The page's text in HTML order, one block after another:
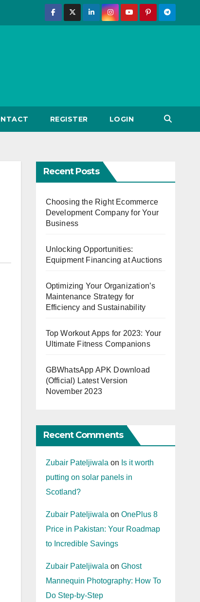
REGISTER LOGIN
Recent Posts
Choosing the Right Ecommerce
Development Company for Your
Business
Unlocking Opportunities:
Equipment Financing at Auctions
Optimizing Your Organization’s
Maintenance Strategy for
Efficiency and Sustainability
Top Workout Apps for 2023: Your
Ultimate Fitness Companions
GBWhatsApp APK Download
(Official) Latest Version
November 2023
Recent Comments
Zubair Pateljiwala on Is it worth
putting on solar panels in
Scotland?
Zubair Pateljiwala on OnePlus 8
Price in Pakistan: Your Roadmap
to Incredible Savings
Zubair Pateljiwala on Ghost
Mannequin Photography: How To
Do Step-by-Step